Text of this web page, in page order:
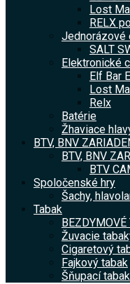
Lost
RELX
Jednorázové
SALT
Elektronické
Elf Bar
Lost
Relx
Batérie
Žhaviace
BTV, BNV
BTV, BNV
BTV
Spoločenské hry
Šachy,
Tabak
BEZDYMOVÉ
Žuvacie
Cigaretový
Fajkový tabak
Šňupací tabak